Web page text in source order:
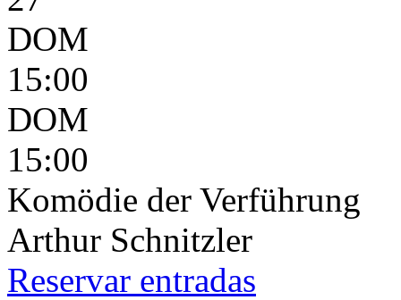
DOM
15:00
DOM
15:00
Komödie der Verführung
Arthur Schnitzler
Reservar entradas